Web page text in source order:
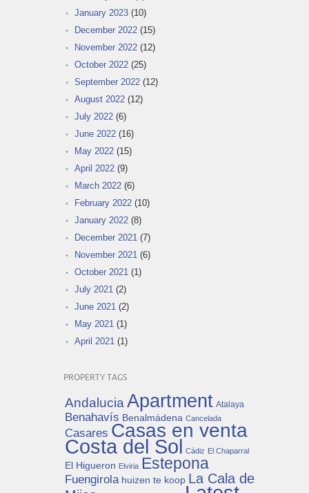
January 2023 (10)
December 2022 (15)
November 2022 (12)
October 2022 (25)
September 2022 (12)
August 2022 (12)
July 2022 (6)
June 2022 (16)
May 2022 (15)
April 2022 (9)
March 2022 (6)
February 2022 (10)
January 2022 (8)
December 2021 (7)
November 2021 (6)
October 2021 (1)
July 2021 (2)
June 2021 (2)
May 2021 (1)
April 2021 (1)
PROPERTY TAGS
Andalucia Apartment Atalaya
Benahavís Benalmádena Cancelada
Casares Casas en venta
Costa del Sol Cádiz El Chaparral
El Higueron Elviria Estepona
Fuengirola huizen te koop La Cala de